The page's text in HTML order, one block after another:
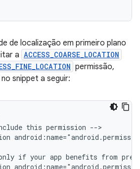
de localização em primeiro plano
a ACCESS_COARSE_LOCATION
permissão,
snippet a seguir:
this permission
if your app benefits from